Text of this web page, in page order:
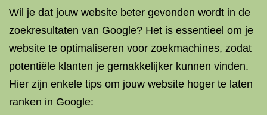
Wil je dat jouw website beter gevonden wordt in de
zoekresultaten van Google? Het is essentieel om je
website te optimaliseren voor zoekmachines, zodat
potentiële klanten je gemakkelijker kunnen vinden.
Hier zijn enkele tips om jouw website hoger te laten
ranken in Google: